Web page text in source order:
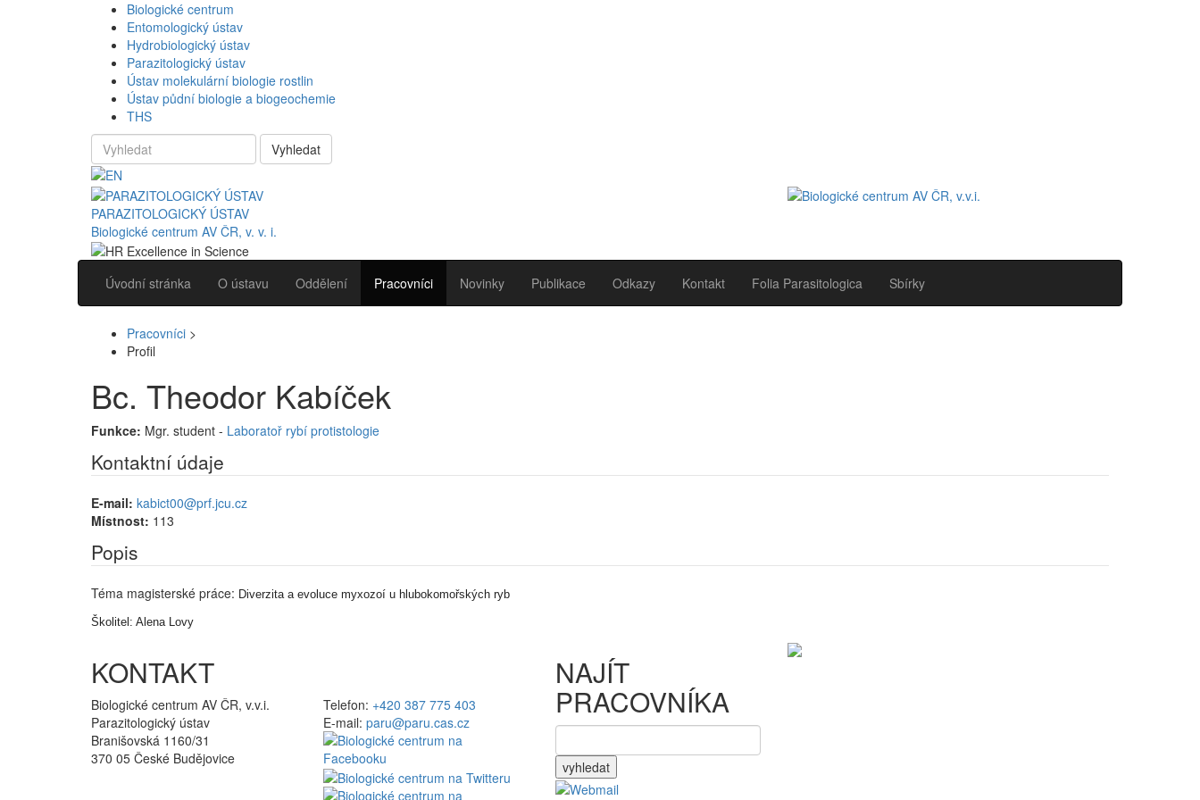
Biologické centrum
Entomologický ústav
Hydrobiologický ústav
Parazitologický ústav
Ústav molekulární biologie rostlin
Ústav půdní biologie a biogeochemie
THS
Vyhledat
PARAZITOLOGICKÝ ÚSTAV
Biologické centrum AV ČR, v. v. i.
Úvodní stránka O ústavu Oddělení Pracovníci Novinky Publikace Odkazy Kontakt Folia Parasitologica Sbírky
Pracovníci >
Profil
Bc. Theodor Kabíček
Funkce: Mgr. student - Laboratoř rybí protistologie
Kontaktní údaje
E-mail: kabict00@prf.jcu.cz
Místnost: 113
Popis
Téma magisterské práce: Diverzita a evoluce myxozoí u hlubokomořských ryb
Školitel: Alena Lovy
KONTAKT
Biologické centrum AV ČR, v.v.i.
Parazitologický ústav
Branišovská 1160/31
370 05 České Budějovice
Telefon: +420 387 775 403
E-mail: paru@paru.cas.cz
NAJÍT
PRACOVNÍKA
vyhledat